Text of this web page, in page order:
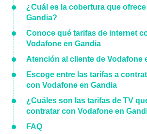
¿Cuál es la cobertura que
Gandia?
Conoce qué tarifas de internet
Vodafone en Gandia
Atención al cliente de Vodafone
Escoge entre las tarifas a
con Vodafone en Gandia
¿Cuáles son las tarifas de TV
contratar con Vodafone en
FAQ